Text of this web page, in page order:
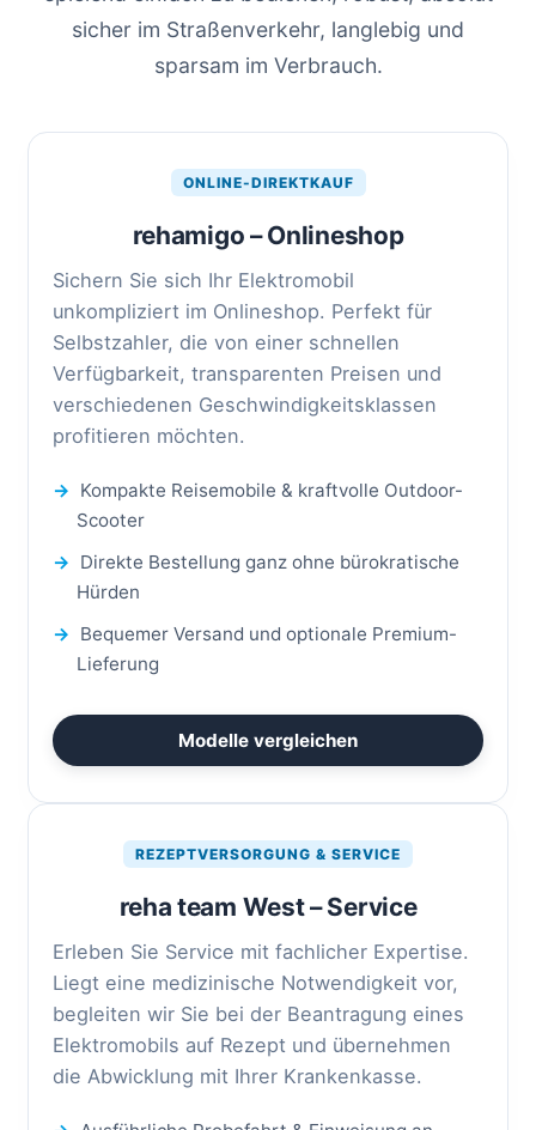
sicher im Straßenverkehr, langlebig und
sparsam im Verbrauch.
ONLINE-DIREKTKAUF
rehamigo – Onlineshop
Sichern Sie sich Ihr Elektromobil
unkompliziert im Onlineshop. Perfekt für
Selbstzahler, die von einer schnellen
Verfügbarkeit, transparenten Preisen und
verschiedenen Geschwindigkeitsklassen
profitieren möchten.
→ Kompakte Reisemobile & kraftvolle Outdoor-
Scooter
→ Direkte Bestellung ganz ohne bürokratische
Hürden
→ Bequemer Versand und optionale Premium-
Lieferung
Modelle vergleichen
REZEPTVERSORGUNG & SERVICE
reha team West – Service
Erleben Sie Service mit fachlicher Expertise.
Liegt eine medizinische Notwendigkeit vor,
begleiten wir Sie bei der Beantragung eines
Elektromobils auf Rezept und übernehmen
die Abwicklung mit Ihrer Krankenkasse.